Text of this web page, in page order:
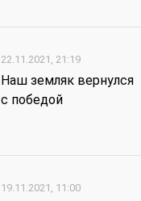
22.11.2021, 21:19
Наш земляк вернулся
с победой
19.11.2021, 11:00